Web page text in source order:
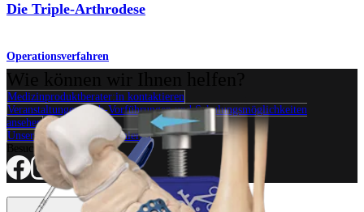
Die Triple-Arthrodese
Operationsverfahren
Medizinproduktberater:in kontaktieren
Veranstaltungen, Lab-Vorführungen und Schulungsmöglichkeiten
ansehen
Unseren Newsletter abonnieren
Besuchen Sie uns